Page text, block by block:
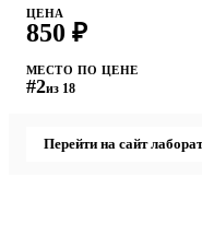
ЦЕНА
850 ₽
МЕСТО ПО ЦЕНЕ
#2из 18
Перейти на сайт